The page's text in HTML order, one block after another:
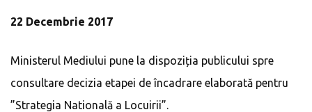
22 Decembrie 2017
Ministerul Mediului pune la dispoziția publicului spre
consultare decizia etapei de încadrare elaborată pentru
”Strategia Natională a Locuirii”.